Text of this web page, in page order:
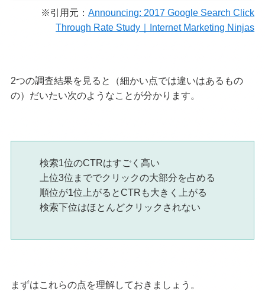
※引用元：Announcing: 2017 Google Search Click
Through Rate Study｜Internet Marketing Ninjas
2つの調査結果を見ると（細かい点では違いはあるもの
の）だいたい次のようなことが分かります。
検索1位のCTRはすごく高い
上位3位まででクリックの大部分を占める
順位が1位上がるとCTRも大きく上がる
検索下位はほとんどクリックされない
まずはこれらの点を理解しておきましょう。